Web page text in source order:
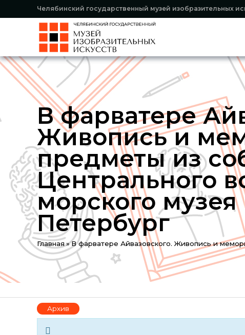
Челябинский государственный музей изобразительных
В фарватере
Живопись и
предметы из
Центрального
морского музея
Петербург
You
are
here
Главная»В фарватере Айвазовского. Живопись и
Архив